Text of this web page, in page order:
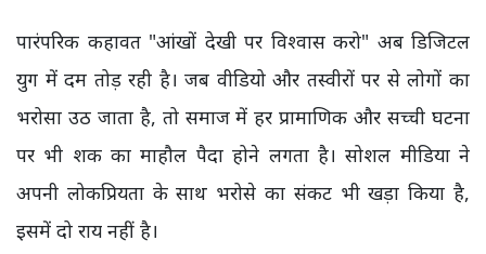
पारंपरिक कहावत "आंखों देखी पर विश्वास करो" अब डिजिटल
युग में दम तोड़ रही है। जब वीडियो और तस्वीरों पर से लोगों का
भरोसा उठ जाता है, तो समाज में हर प्रामाणिक और सच्ची घटना
पर भी शक का माहौल पैदा होने लगता है। सोशल मीडिया ने
अपनी लोकप्रियता के साथ भरोसे का संकट भी खड़ा किया है,
इसमें दो राय नहीं है।